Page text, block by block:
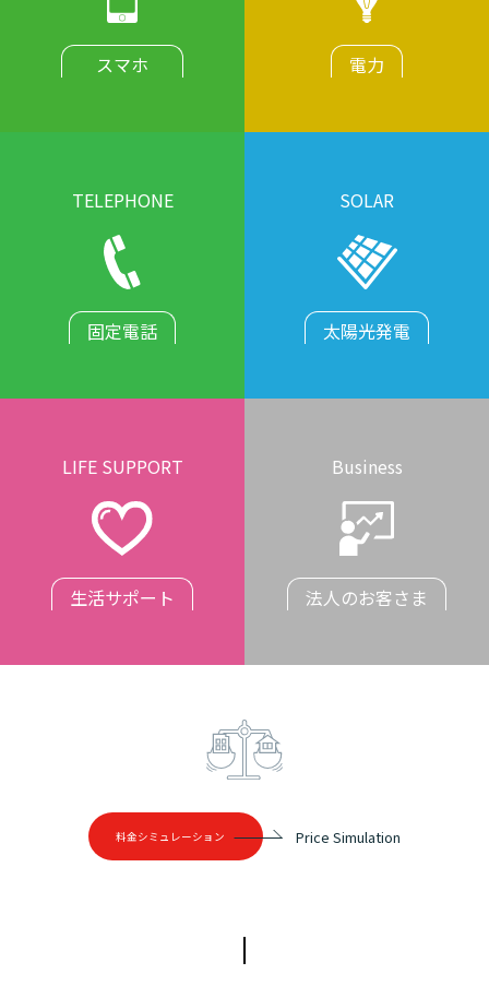
スマホ 電力
TELEPHONE
固定電話
SOLAR
太陽光発電
LIFE SUPPORT
生活サポート
Business
法人のお客さま
料金シミュレーション Price Simulation